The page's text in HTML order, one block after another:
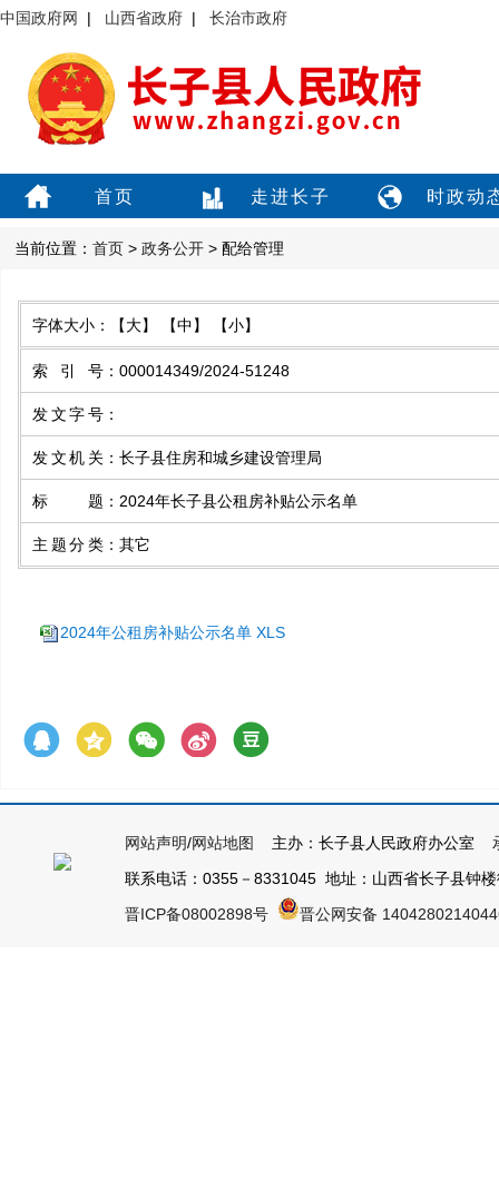
中国政府网 | 山西省政府 | 长治市政府
首页 走进长子 时政动
当前位置： 首页 > 政务公开 > 配给管理
字体大小： 【大】 【中】 【小】
索引号 ： 000014349/2024-51248
发文字号 ：
发文机关 ： 长子县住房和城乡建设管理局
标题 ： 2024年长子县公租房补贴公示名单
主题分类 ： 其它
2024年公租房补贴公示名单 XLS
网站声明/网站地图
主办：长子县人民政府办公室
联系电话：0355－8331045 地址：山西省长子县钟
晋ICP备08002898号
晋公网安备